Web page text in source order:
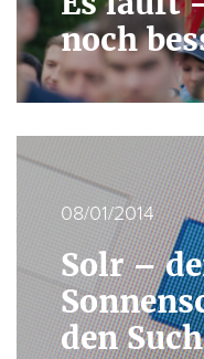
noch
08/01/2014
Solr –
den